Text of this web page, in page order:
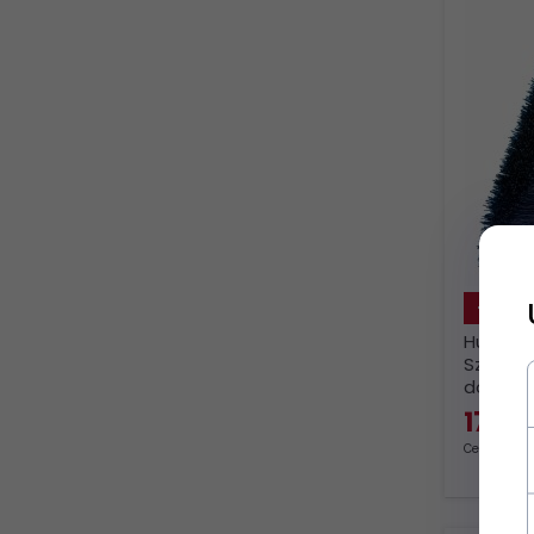
- 10%
konia
17, 09
Cena